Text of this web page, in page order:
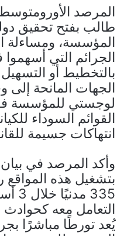
المرصد
طالب بفتح تحقيق
المؤسسة، ومساءلة
الجرائم التي
بالتخطيط أو
الجهات المانحة
لوجستي للمؤسسة
القوائم السوداء
انتهاكات جسيمة
وأكد المرصد في
بتشغيل هذه
335
التعامل معه
يُعد تورطًا مباشرًا